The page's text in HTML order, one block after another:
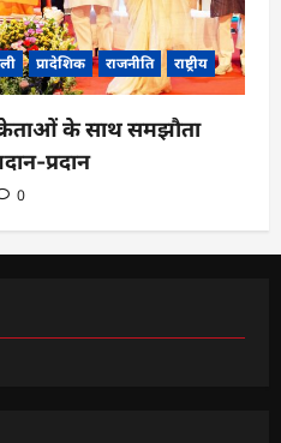
प्रादेशिक राजनीति राष्ट्रीय
के साथ समझौता
प्रदान
0